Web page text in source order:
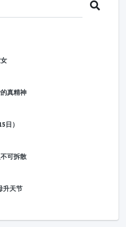
真精神
日）
可拆散
升天节